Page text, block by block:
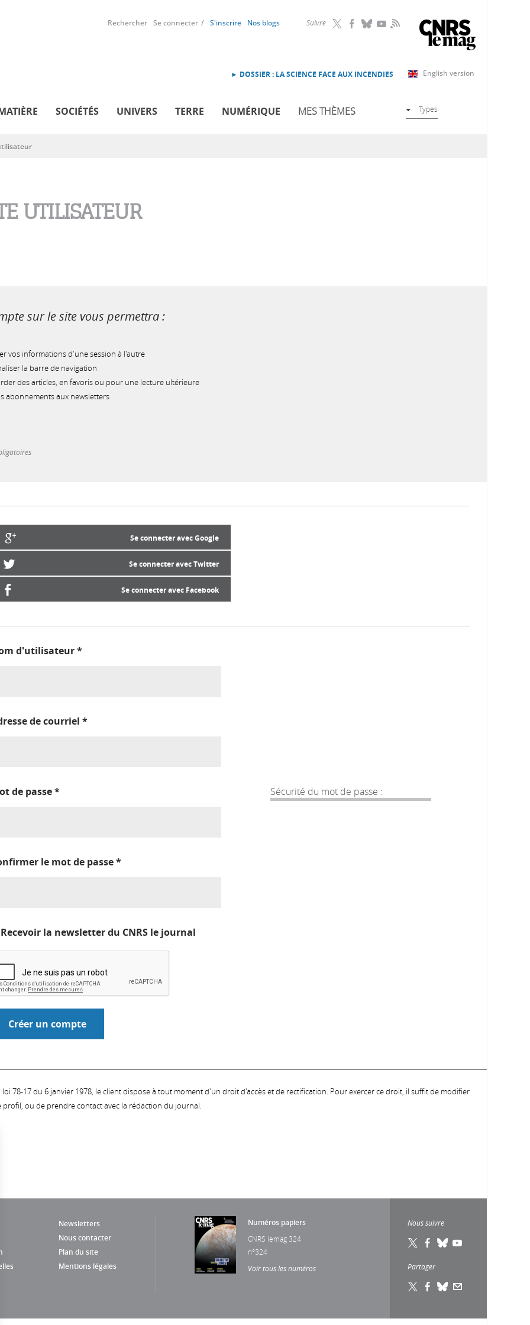
Suivre RSS
Rechercher Se connecter S'inscrire Nos blogs
English version
► DOSSIER : LA SCIENCE FACE AUX INCENDIES
SOCIÉTÉS UNIVERS TERRE NUMÉRIQUE MES THÈMES Types
UTILISATEUR
sur le site vous permettra :
vos informations d'une session à l'autre
la barre de navigation
des articles, en favoris ou pour une lecture ultérieure
abonnements aux newsletters
Se connecter avec Google
Se connecter avec Twitter
Se connecter avec Facebook
d'utilisateur*
de courriel *
Sécurité du mot de passe :
de passe*
le mot de passe*
Recevoir la newsletter du CNRS le journal
78-17 du 6 janvier 1978, le client dispose à tout moment d'un droit d'accès et de rectification. Pour exercer ce droit, il suffit de modifier
ou de prendre contact avec la rédaction du journal.
Newsletters
Nous contacter
Plan du site
Mentions légales
Numéros papiers
CNRS lemag 324
n°324
Voir tous les numéros
Nous suivre
Partager